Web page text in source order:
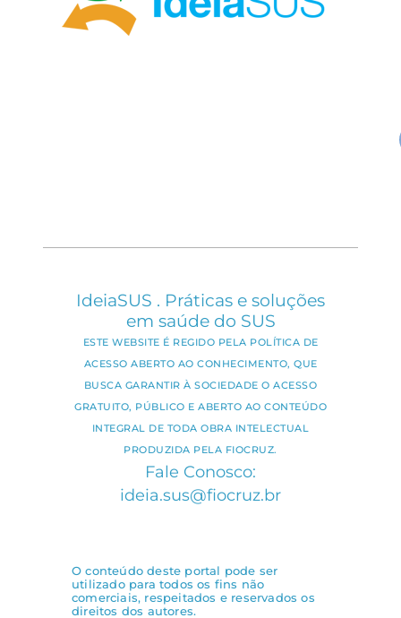
IdeiaSUS . Práticas e soluções
em saúde do SUS
ESTE WEBSITE É REGIDO PELA POLÍTICA DE
ACESSO ABERTO AO CONHECIMENTO, QUE
BUSCA GARANTIR À SOCIEDADE O ACESSO
GRATUITO, PÚBLICO E ABERTO AO CONTEÚDO
INTEGRAL DE TODA OBRA INTELECTUAL
PRODUZIDA PELA FIOCRUZ.
Fale Conosco:
ideia.sus@fiocruz.br
O conteúdo deste portal pode ser
utilizado para todos os fins não
comerciais, respeitados e reservados os
direitos dos autores.